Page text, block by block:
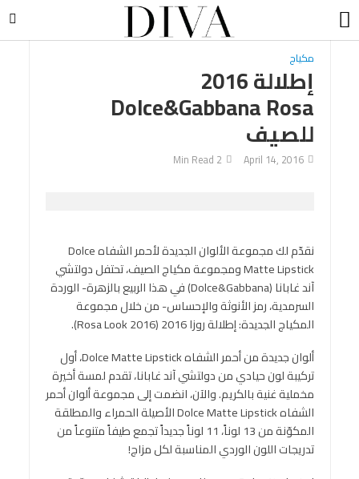
مكياج
إطلالة 2016
Dolce&Gabbana Rosa
للصيف
April 14, 2016
2 Min Read
نقدّم لك مجموعة الألوان الجديدة لأحمر الشفاه Dolce
Matte Lipstick ومجموعة مكياج الصيف، تحتفل دولتشي
آند غابانا (Dolce&Gabbana) في هذا الربيع بالزهرة- الوردة
السرمدية، رمز الأنوثة والإحساس- من خلال مجموعة
المكياج الجديدة: إطلالة روزا 2016 (Rosa Look 2016).
ألوان جديدة من أحمر الشفاه Dolce Matte Lipstick، أول
تركيبة لون حيادي من دولتشي آند غابانا، تقدم لمسة أخيرة
مخملية غنية بالكريم. والآن، انضمت إلى مجموعة ألوان أحمر
الشفاه Dolce Matte Lipstick الأصيلة الحمراء والمطلقة
المكوّنة من 13 لوناً، 11 لوناً جديداً تجمع طيفاً متنوعاً من
تدريجات اللون الوردي المناسبة لكل مزاج!